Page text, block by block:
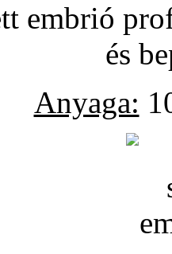
embrió
és
Anyaga: